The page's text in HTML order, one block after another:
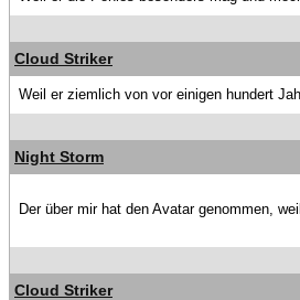
Cloud Striker
Weil er ziemlich von vor einigen hundert
Night Storm
Der über mir hat den Avatar genommen,
Cloud Striker